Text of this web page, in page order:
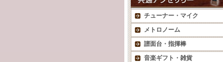
チューナー・マイク
メトロノーム
譜面台・指揮棒
音楽ギフト・雑貨